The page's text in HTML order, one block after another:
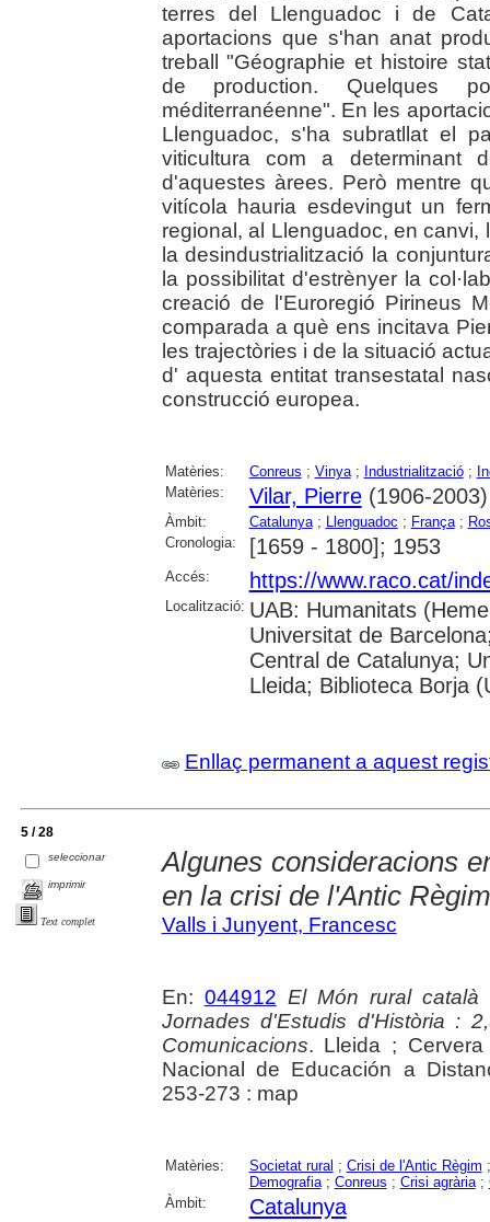
terres del Llenguadoc i de
aportacions que s'han anat
treball "Géographie et histoire
de production. Quelques
méditerranéenne". En les
Llenguadoc, s'ha subratllat el
viticultura com a determinant
d'aquestes àrees. Però mentre
vitícola hauria esdevingut un
regional, al Llenguadoc, en
la desindustrialització la
la possibilitat d'estrènyer la
creació de l'Euroregió Pirineus
comparada a què ens incitava
les trajectòries i de la situació
d' aquesta entitat transestatal
construcció europea.
Matèries: Conreus ; Vinya; Industrialització;
Matèries:
Vilar, Pierre(1906-2003)
Àmbit: Catalunya; Llenguadoc ; França;
Cronologia:
[1659 - 1800]; 1953
Accés: https://www.raco.cat/
Localització: UAB: Humanitats
Universitat de
Central de Catalunya;
Lleida; Biblioteca Borja
Enllaç permanent a aquest
5 / 28
seleccionar
imprimir
Text complet
Algunes consideracions
en la crisi de l'Antic Règim
Valls i Junyent, Francesc
En: 044912 El Món rural
Jornades d'Estudis d'Història :
Comunicacions. Lleida ;
Nacional de Educación a
253-273 : map
Matèries: Societat rural ; Crisi de l'Antic Règim
Demografia; Conreus ; Crisi agrària;
Àmbit:
Catalunya